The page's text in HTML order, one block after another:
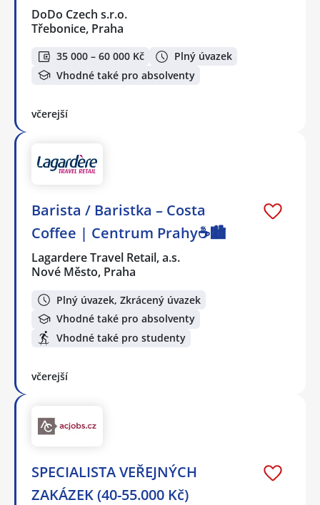
DoDo Czech s.r.o.
Třebonice, Praha
35 000 – 60 000 Kč
Plný úvazek
Vhodné také pro absolventy
včerejší
Barista / Baristka – Costa
Coffee | Centrum Prahy☕️🏙️
Lagardere Travel Retail, a.s.
Nové Město, Praha
Plný úvazek, Zkrácený úvazek
Vhodné také pro absolventy
Vhodné také pro studenty
včerejší
SPECIALISTA VEŘEJNÝCH
ZAKÁZEK (40-55.000 Kč)